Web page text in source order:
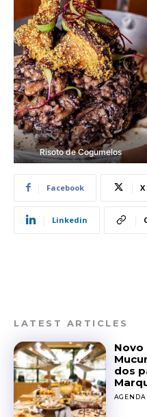
Risoto de Cogumelos
Facebook X
Linkedin
LATEST ARTICLES
Novo
dos
AGENDA